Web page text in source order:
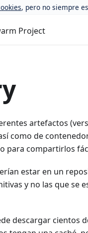
, pero no siempre
Project
artefactos
como de
para compartirlos
estar en un
y no las que se
descargar cientos